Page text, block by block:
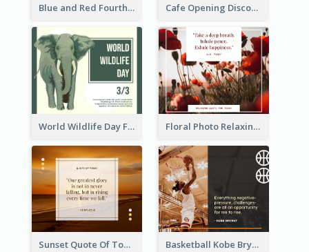
Blue and Red Fourth of July Sale Facebook Post Cafe Opening Discount Facebook Post
World Wildlife Day Facebook Post Floral Photo Relaxing Quote Facebook Post
Sunset Quote Of Today Facebook Post Basketball Kobe Bryant Quote Facebook Post